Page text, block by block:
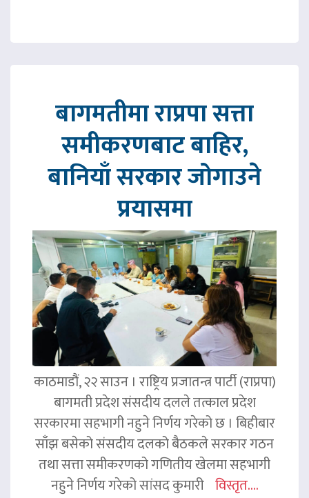
बागमतीमा राप्रपा सत्ता
समीकरणबाट बाहिर,
बानियाँ सरकार जोगाउने
प्रयासमा
काठमाडौं, २२ साउन । राष्ट्रिय प्रजातन्त्र पार्टी (राप्रपा)
बागमती प्रदेश संसदीय दलले तत्काल प्रदेश
सरकारमा सहभागी नहुने निर्णय गरेको छ । बिहीबार
साँझ बसेको संसदीय दलको बैठकले सरकार गठन
तथा सत्ता समीकरणको गणितीय खेलमा सहभागी
नहुने निर्णय गरेको सांसद कुमारी विस्तृत....